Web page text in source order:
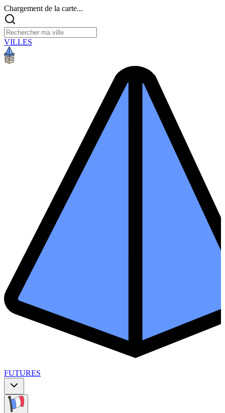
Chargement de la carte...
VILLES
FUTURES